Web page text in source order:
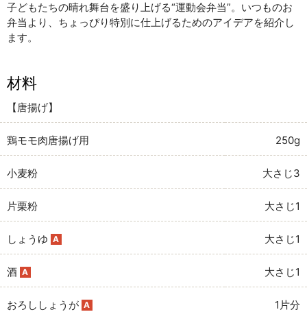
子どもたちの晴れ舞台を盛り上げる“運動会弁当”。いつものお
弁当より、ちょっぴり特別に仕上げるためのアイデアを紹介し
ます。
材料
【唐揚げ】
鶏モモ肉唐揚げ用 250g
小麦粉 大さじ3
片栗粉 大さじ1
しょうゆ A 大さじ1
酒 A 大さじ1
おろししょうが A 1片分